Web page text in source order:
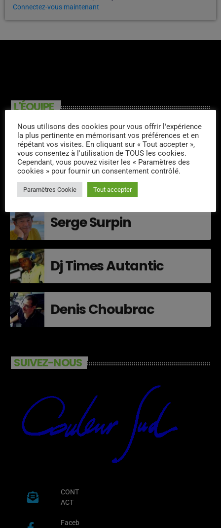
Connectez-vous maintenant
L'ÉQUIPE
Stephane Montaigu
Christian De Rueda
Serge Surpin
Dj Times Autantic
Denis Choubrac
SUIVEZ-NOUS
CONT
ACT
Faceb
Nous utilisons des cookies pour vous offrir l'expérience
la plus pertinente en mémorisant vos préférences et en
répétant vos visites. En cliquant sur « Tout accepter »,
vous consentez à l'utilisation de TOUS les cookies.
Cependant, vous pouvez visiter les « Paramètres des
cookies » pour fournir un consentement contrôlé.
Paramètres Cookie Tout accepter